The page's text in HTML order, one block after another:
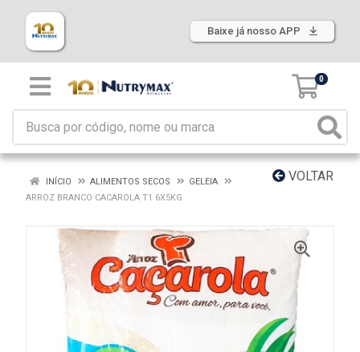
Baixe já nosso APP
0
VOLTAR
INÍCIO ALIMENTOS SECOS
GELEIA
ARROZ BRANCO CACAROLA T1 6X5KG